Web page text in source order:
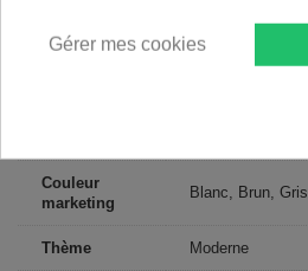
Couleur
marketing
Blanc, Brun, Gris
Thème Moderne
Gérer mes cookies